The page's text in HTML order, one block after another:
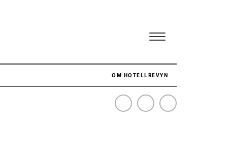
OM HOTELLREVYN
NÄR HOTELLREVYN SLOG SVENSKT REKORD I SIMPELHET